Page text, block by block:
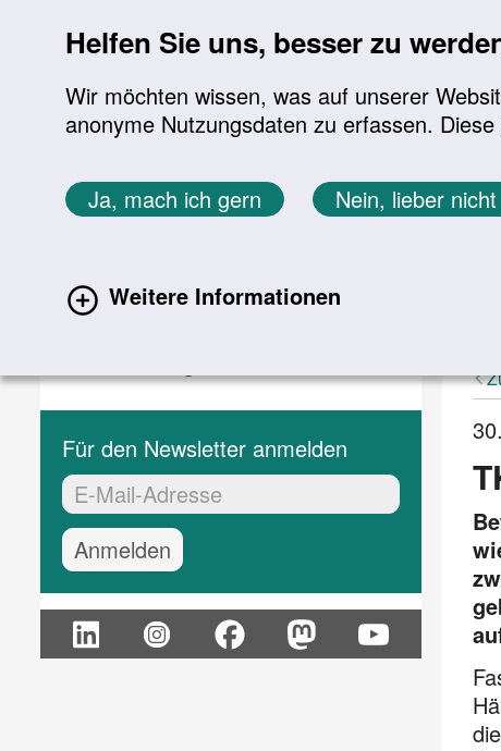
Helfen Sie uns, besser zu
Wir möchten wissen, was auf unserer
anonyme Nutzungsdaten zu erfassen.
Ja, mach ich gern Nein, lieber nicht
Weitere Informationen
Sie befinden sich hier:
Startseite Aktuelles Aktuelle Meldungen
Aktuelle Meldungen
Für den Newsletter anmelden
EMail-Adresse:*